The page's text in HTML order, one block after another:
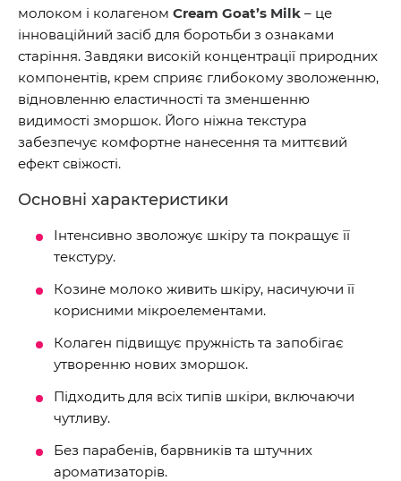
молоком і колагеном Cream Goat’s Milk – це
інноваційний засіб для боротьби з ознаками
старіння. Завдяки високій концентрації природних
компонентів, крем сприяє глибокому зволоженню,
відновленню еластичності та зменшенню
видимості зморшок. Його ніжна текстура
забезпечує комфортне нанесення та миттєвий
ефект свіжості.
Основні характеристики
Інтенсивно зволожує шкіру та покращує її
текстуру.
Козине молоко живить шкіру, насичуючи її
корисними мікроелементами.
Колаген підвищує пружність та запобігає
утворенню нових зморшок.
Підходить для всіх типів шкіри, включаючи
чутливу.
Без парабенів, барвників та штучних
ароматизаторів.